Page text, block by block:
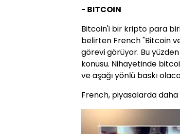
- BITCOIN
Bitcoin'i bir kripto para
belirten French "Bitcoin
görevi görüyor. Bu
konusu. Nihayetinde
ve aşağı yönlü baskı
French, piyasalarda